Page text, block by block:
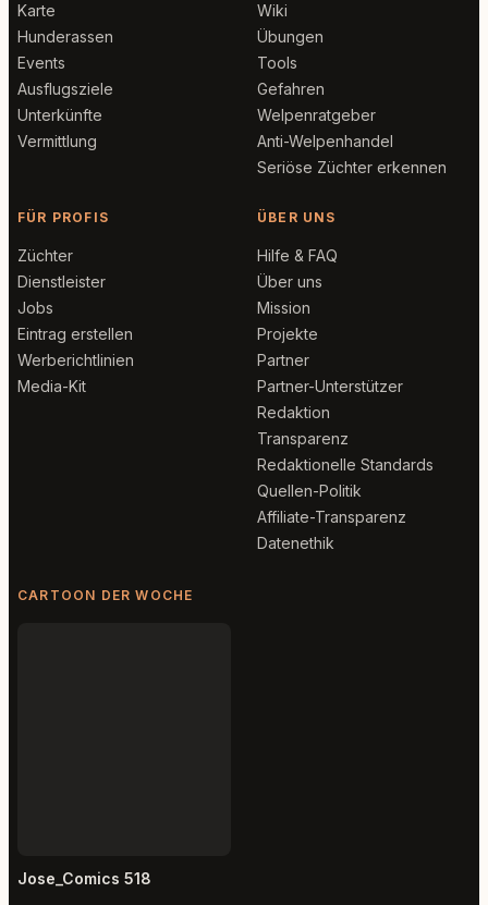
Karte
Hunderassen
Events
Ausflugsziele
Unterkünfte
Vermittlung
Wiki
Übungen
Tools
Gefahren
Welpenratgeber
Anti-Welpenhandel
Seriöse Züchter erkennen
FÜR PROFIS
Züchter
Dienstleister
Jobs
Eintrag erstellen
Werberichtlinien
Media-Kit
ÜBER UNS
Hilfe & FAQ
Über uns
Mission
Projekte
Partner
Partner-Unterstützer
Redaktion
Transparenz
Redaktionelle Standards
Quellen-Politik
Affiliate-Transparenz
Datenethik
CARTOON DER WOCHE
Jose_Comics 518